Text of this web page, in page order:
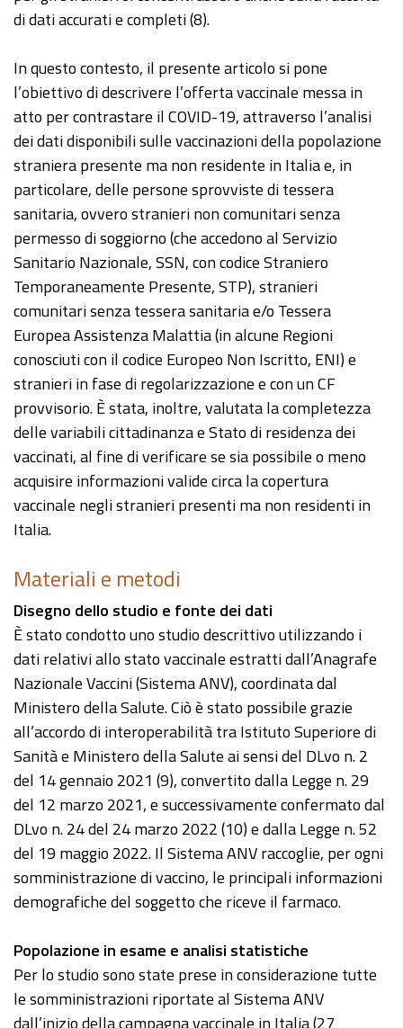
di dati accurati e completi (8).
In questo contesto, il presente articolo si pone
l’obiettivo di descrivere l’offerta vaccinale messa in
atto per contrastare il COVID-19, attraverso l’analisi
dei dati disponibili sulle vaccinazioni della popolazione
straniera presente ma non residente in Italia e, in
particolare, delle persone sprovviste di tessera
sanitaria, ovvero stranieri non comunitari senza
permesso di soggiorno (che accedono al Servizio
Sanitario Nazionale, SSN, con codice Straniero
Temporaneamente Presente, STP), stranieri
comunitari senza tessera sanitaria e/o Tessera
Europea Assistenza Malattia (in alcune Regioni
conosciuti con il codice Europeo Non Iscritto, ENI) e
stranieri in fase di regolarizzazione e con un CF
provvisorio. È stata, inoltre, valutata la completezza
delle variabili cittadinanza e Stato di residenza dei
vaccinati, al fine di verificare se sia possibile o meno
acquisire informazioni valide circa la copertura
vaccinale negli stranieri presenti ma non residenti in
Italia.
Materiali e metodi
Disegno dello studio e fonte dei dati
È stato condotto uno studio descrittivo utilizzando i
dati relativi allo stato vaccinale estratti dall’Anagrafe
Nazionale Vaccini (Sistema ANV), coordinata dal
Ministero della Salute. Ciò è stato possibile grazie
all’accordo di interoperabilità tra Istituto Superiore di
Sanità e Ministero della Salute ai sensi del DLvo n. 2
del 14 gennaio 2021 (9), convertito dalla Legge n. 29
del 12 marzo 2021, e successivamente confermato dal
DLvo n. 24 del 24 marzo 2022 (10) e dalla Legge n. 52
del 19 maggio 2022. Il Sistema ANV raccoglie, per ogni
somministrazione di vaccino, le principali informazioni
demografiche del soggetto che riceve il farmaco.
Popolazione in esame e analisi statistiche
Per lo studio sono state prese in considerazione tutte
le somministrazioni riportate al Sistema ANV